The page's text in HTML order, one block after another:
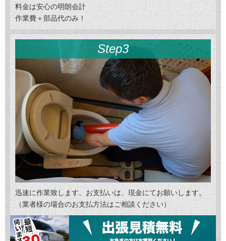
料金は安心の明朗会計
作業費＋部品代のみ！
Step3
迅速に作業致します。お支払いは、現金にてお願いします。
（業者様の場合のお支払方法はご相談ください）